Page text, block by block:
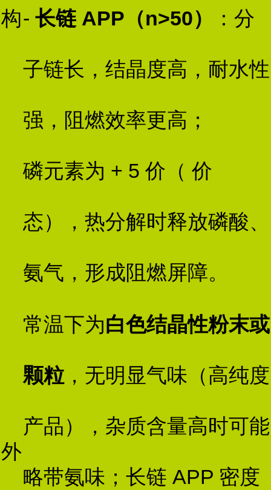
构- 长链 APP（n>50） ：分
子链长，结晶度高，耐水性
强，阻燃效率更高；
磷元素为 + 5 价（ 价
态），热分解时释放磷酸、
氨气，形成阻燃屏障。
外
常温下为白色结晶性粉末或
颗粒 ，无明显气味（高纯度
产品），杂质含量高时可能
略带氨味；长链 APP 密度